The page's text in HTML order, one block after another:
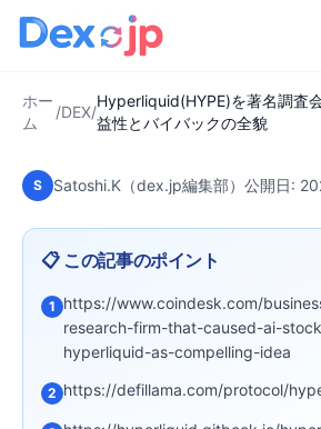
ホー
ム
/DEX/
Hyperliquid(HYPE)を著名調査
益性とバイバックの全貌
Hyperliquid(HYPE)を著
が高評価、その収益性と
の全貌
S Satoshi.K（dex.jp編集部） 公開日:
📋 この記事のポイント
1 https://www.coindesk.com/
research-firm-that-caused-ai-
hyperliquid-as-compelling-idea
2 https://defillama.com/protocol/